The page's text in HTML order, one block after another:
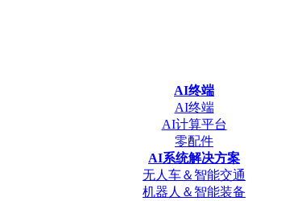
AI终端
AI终端
AI计算平台
零配件
AI系统解决方案
无人车＆智能交通
机器人＆智能装备